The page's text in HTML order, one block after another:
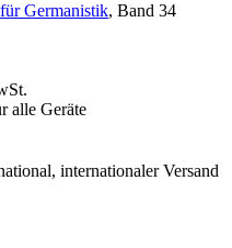
Germanistik, Band 34
alle Geräte
internationaler Versand